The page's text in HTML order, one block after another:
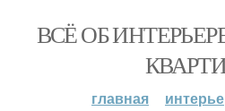
ВСЁ ОБ
главная